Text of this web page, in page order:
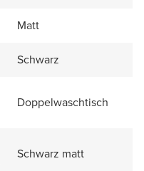
Matt
Schwarz
Doppelwaschtisch
Schwarz matt